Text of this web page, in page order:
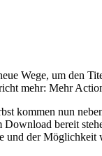
Wege, um den
mehr: Mehr
nun
bereit
der